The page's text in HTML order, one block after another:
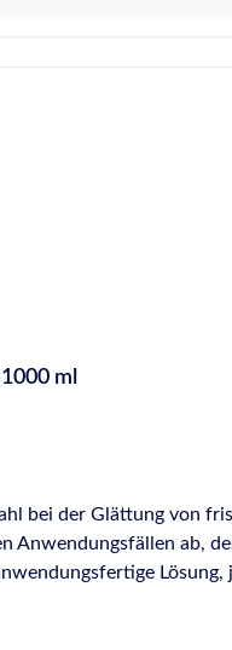
ml
bei der Glättung von
Anwendungsfällen ab,